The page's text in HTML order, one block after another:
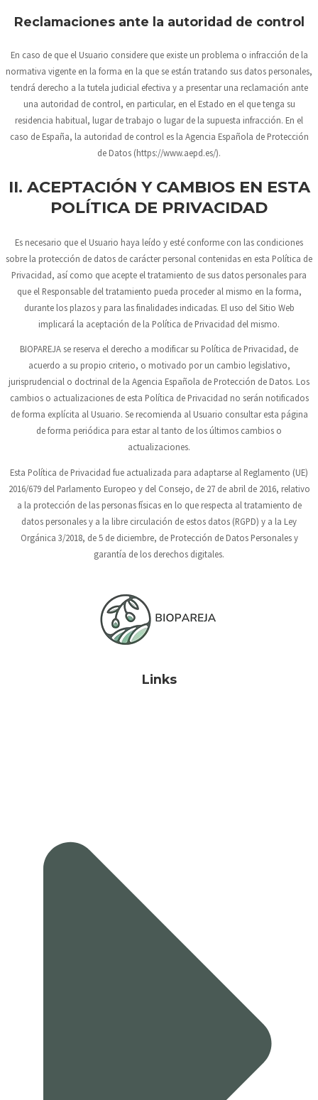
Reclamaciones ante la autoridad de control
En caso de que el Usuario considere que existe un problema o infracción de la
normativa vigente en la forma en la que se están tratando sus datos personales,
tendrá derecho a la tutela judicial efectiva y a presentar una reclamación ante
una autoridad de control, en particular, en el Estado en el que tenga su
residencia habitual, lugar de trabajo o lugar de la supuesta infracción. En el
caso de España, la autoridad de control es la Agencia Española de Protección
de Datos (https://www.aepd.es/).
II. ACEPTACIÓN Y CAMBIOS EN ESTA
POLÍTICA DE PRIVACIDAD
Es necesario que el Usuario haya leído y esté conforme con las condiciones
sobre la protección de datos de carácter personal contenidas en esta Política de
Privacidad, así como que acepte el tratamiento de sus datos personales para
que el Responsable del tratamiento pueda proceder al mismo en la forma,
durante los plazos y para las finalidades indicadas. El uso del Sitio Web
implicará la aceptación de la Política de Privacidad del mismo.
BIOPAREJAse reserva el derecho a modificar su Política de Privacidad, de
acuerdo a su propio criterio, o motivado por un cambio legislativo,
jurisprudencial o doctrinal de la Agencia Española de Protección de Datos. Los
cambios o actualizaciones de esta Política de Privacidad no serán notificados
de forma explícita al Usuario. Se recomienda al Usuario consultar esta página
de forma periódica para estar al tanto de los últimos cambios o
actualizaciones.
Esta Política de Privacidad fue actualizada para adaptarse al Reglamento (UE)
2016/679 del Parlamento Europeo y del Consejo, de 27 de abril de 2016, relativo
a la protección de las personas físicas en lo que respecta al tratamiento de
datos personales y a la libre circulación de estos datos (RGPD) y a la Ley
Orgánica 3/2018, de 5 de diciembre, de Protección de Datos Personales y
garantía de los derechos digitales.
Links